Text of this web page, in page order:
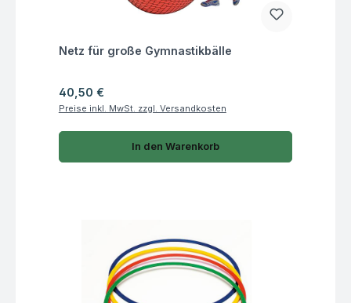
Fragen zum Artikel
Netz für große Gymnastikbälle
Regulärer Preis:
40,50 €
Preise inkl. MwSt. zzgl. Versandkosten
In den Warenkorb